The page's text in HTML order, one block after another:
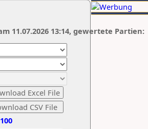
11.07.2026 13:14, gewertete Partien: